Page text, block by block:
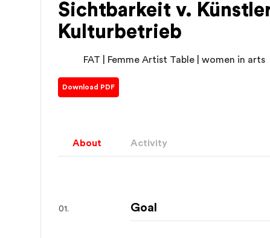
Sichtbarkeit v.
Kulturbetrieb
FAT | Femme Artist Table | women in arts
Download PDF
About Activity
Goal